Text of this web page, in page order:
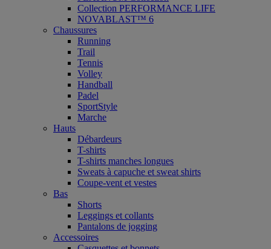
Collection PERFORMANCE LIFE
NOVABLAST™ 6
Chaussures
Running
Trail
Tennis
Volley
Handball
Padel
SportStyle
Marche
Hauts
Débardeurs
T-shirts
T-shirts manches longues
Sweats à capuche et sweat shirts
Coupe-vent et vestes
Bas
Shorts
Leggings et collants
Pantalons de jogging
Accessoires